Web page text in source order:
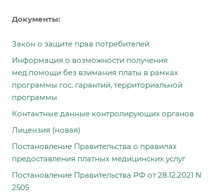
Документы:
Закон о защите прав потребителей
Информация о возможности получения
мед.помощи без взимания платы в рамках
программы гос. гарантий, территориальной
программы
Контактные данные контролирующих органов
Лицензия (новая)
Постановление Правительства о правилах
предоставления платных медицинских услуг
Постановление Правительства РФ от 28.12.2021 N
2505